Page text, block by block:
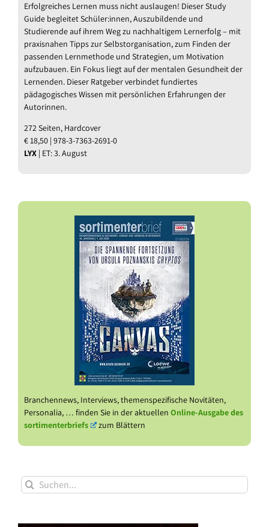
Erfolgreiches Lernen muss nicht auslaugen! Dieser Study
Guide begleitet Schüler:innen, Auszubildende und
Studierende auf ihrem Weg zu nachhaltigem Lernerfolg – mit
praxisnahen Tipps zur Selbstorganisation, zum Finden der
passenden Lernmethode und Strategien, um Motivation
aufzubauen. Ein Fokus liegt auf der mentalen Gesundheit der
Lernenden. Dieser Ratgeber verbindet fundiertes
pädagogisches Wissen mit persönlichen Erfahrungen der
Autorinnen.
272 Seiten, Hardcover
€ 18,50 | 978-3-7363-2691-0
LYX | ET: 3. August
Branchennews, Interviews, themenspezifische Novitäten,
Personalia, … finden Sie in der aktuellen Online-Ausgabe des
sortimenterbriefs
zum Blättern
Suche
nach: